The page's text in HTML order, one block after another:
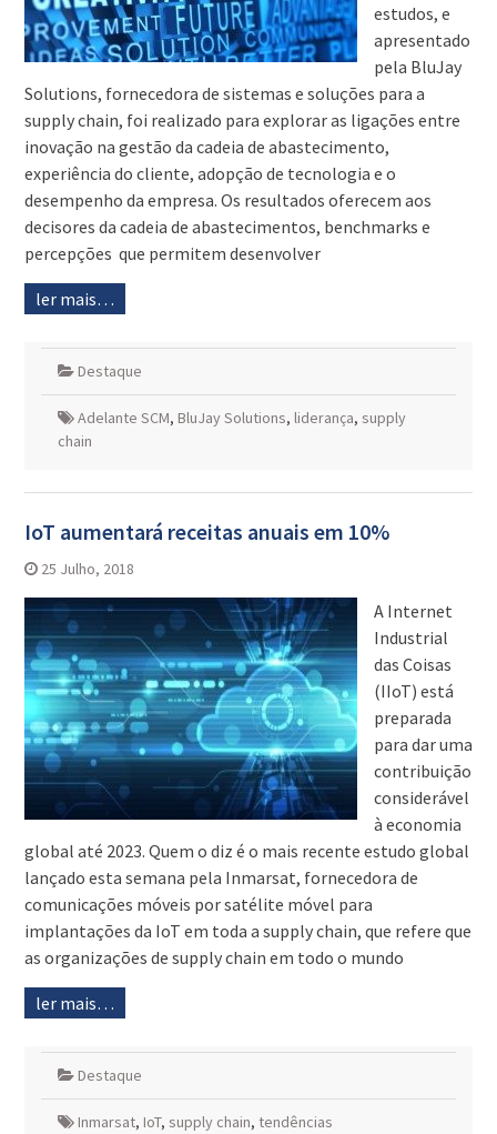
estudos, e
apresentado
pela BluJay
Solutions, fornecedora de sistemas e soluções para a
supply chain, foi realizado para explorar as ligações entre
inovação na gestão da cadeia de abastecimento,
experiência do cliente, adopção de tecnologia e o
desempenho da empresa. Os resultados oferecem aos
decisores da cadeia de abastecimentos, benchmarks e
percepções que permitem desenvolver
ler mais…
Destaque
Adelante SCM, BluJay Solutions, liderança, supply
chain
IoT aumentará receitas anuais em 10%
25 Julho, 2018
A Internet
Industrial
das Coisas
(IIoT) está
preparada
para dar uma
contribuição
considerável
à economia
global até 2023. Quem o diz é o mais recente estudo global
lançado esta semana pela Inmarsat, fornecedora de
comunicações móveis por satélite móvel para
implantações da IoT em toda a supply chain, que refere que
as organizações de supply chain em todo o mundo
ler mais…
Destaque
Inmarsat, IoT, supply chain, tendências